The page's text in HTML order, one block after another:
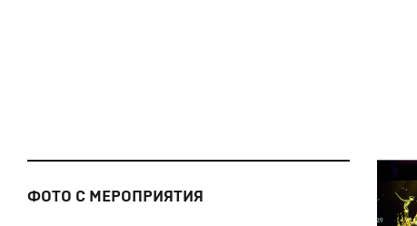
ФОТО С МЕРОПРИЯТИЯ